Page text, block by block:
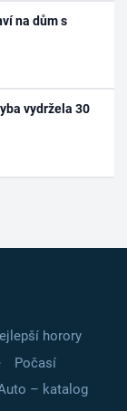
na dům s
vydržela 30
horory
Počasí
– katalog